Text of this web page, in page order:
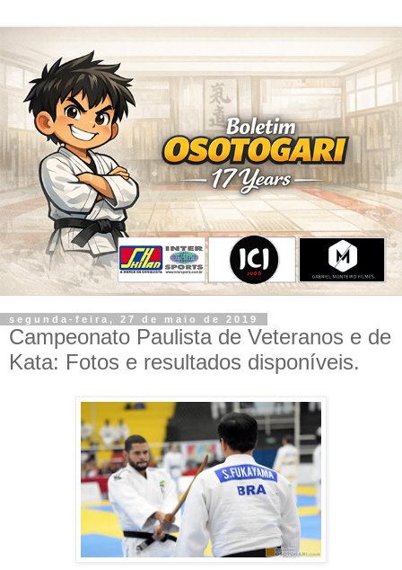
segunda-feira, 27 de maio de 2019
Campeonato Paulista de Veteranos e de
Kata: Fotos e resultados disponíveis.